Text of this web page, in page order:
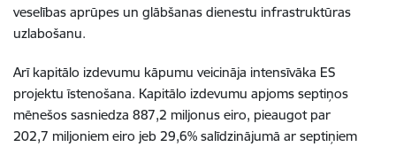
veselības aprūpes un glābšanas dienestu infrastruktūras
uzlabošanu.
Arī kapitālo izdevumu kāpumu veicināja intensīvāka ES
projektu īstenošana. Kapitālo izdevumu apjoms septiņos
mēnešos sasniedza 887,2 miljonus eiro, pieaugot par
202,7 miljoniem eiro jeb 29,6% salīdzinājumā ar septiņiem